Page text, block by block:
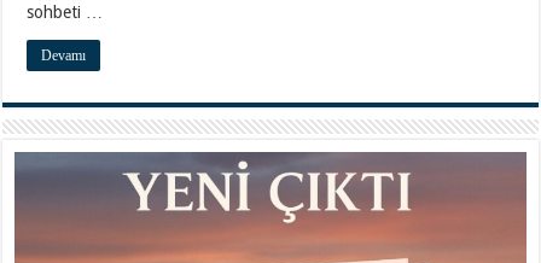
sohbeti …
Devamı